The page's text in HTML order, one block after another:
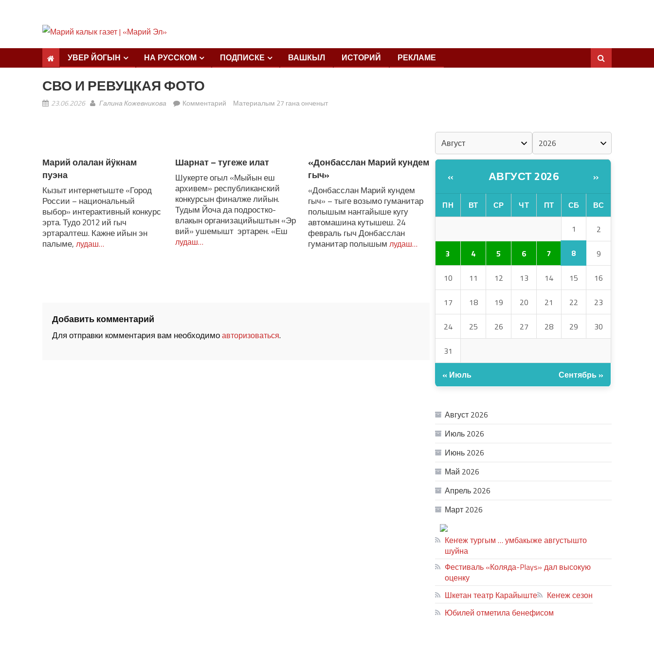
УВЕР ЙОГЫН НА РУССКОМ ПОДПИСКЕ ВАШКЫЛ ИСТОРИЙ РЕКЛАМЕ
СВО И РЕВУЦКАЯ ФОТО
23.06.2026 Галина Кожевникова Комментарий Материалым 27 гана онченыт
Марий олалан йӱкнам
пуэна
Кызыт интернетыште «Город
России – национальный
выбор» интерактивный конкурс
эрта. Тудо 2012 ий гыч
эртаралтеш. Кажне ийын эн
палыме, лудаш…
Шарнат – тугеже илат
Шукерте огыл «Мыйын еш
архивем» республиканский
конкурсын финалже лийын.
Тудым Йоча да подростко-
влакын организацийыштын «Эр
вий» ушемышт эртарен. «Еш
лудаш…
«Донбасслан Марий кундем
гыч»
«Донбасслан Марий кундем
гыч» – тыге возымо гуманитар
полышым наҥгайыше кугу
автомашина кутышеш. 24
февраль гыч Донбасслан
гуманитар полышым лудаш…
Добавить комментарий
Для отправки комментария вам необходимоавторизоваться.
« АВГУСТ 2026 »
ПН ВТ СР ЧТ ПТ СБ ВС
1 2
3 4 5 6 7 8 9
10 11 12 13 14 15 16
17 18 19 20 21 22 23
24 25 26 27 28 29 30
31
« Июль Сентябрь »
Август 2026
Июль 2026
Июнь 2026
Май 2026
Апрель 2026
Март 2026
Кеҥеж тургым … умбакыже августышто
шуйна
Фестиваль «Коляда-Plays» дал высокую
оценку
Шкетан театр Карайыште
Кеҥеж сезон
Юбилей отметила бенефисом